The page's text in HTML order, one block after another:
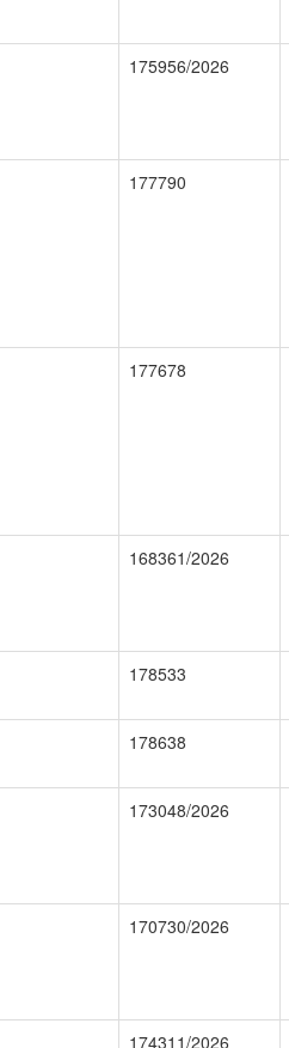
175956/2026
177790
177678
168361/2026
178533
178638
173048/2026
170730/2026
174311/2026